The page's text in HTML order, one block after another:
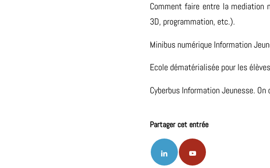
Comment faire entre la mediation
3D, programmation, etc.).
Minibus numérique Information
Ecole dématérialisée pour les
Cyberbus Information Jeunesse.
Partager cet entrée